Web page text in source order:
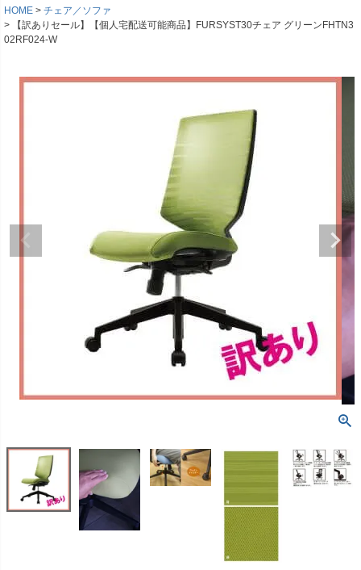
HOME
チェア／ソファ
【訳ありセール】【個人宅配送可能商品】FURSYST30チェア グリーンFHTN3
02RF024-W